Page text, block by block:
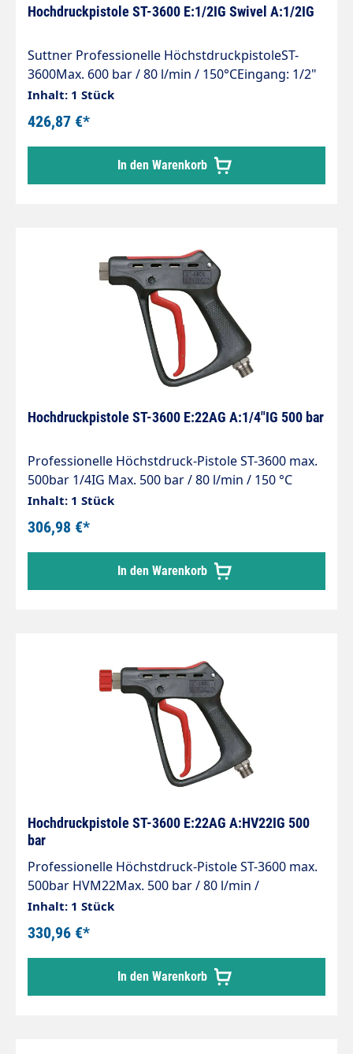
Hochdruckpistole ST-3600 E:1/2IG Swivel A:1/2IG
Suttner Professionelle HöchstdruckpistoleST-
3600Max. 600 bar / 80 l/min / 150°CEingang: 1/2"
IG drehbarAusgang: 1/2" IGMaterial: Edelstahl
Inhalt: 1 Stück
426,87 €*
In den Warenkorb
Hochdruckpistole ST-3600 E:22AG A:1/4"IG 500 bar
Professionelle Höchstdruck-Pistole ST-3600 max.
500bar 1/4IG Max. 500 bar / 80 l/min / 150 °C
Anschlüsse: Eingang = M22 AG Ausgang = 1/4"
IG
Inhalt: 1 Stück
306,98 €*
In den Warenkorb
Hochdruckpistole ST-3600 E:22AG A:HV22IG 500
bar
Professionelle Höchstdruck-Pistole ST-3600 max.
500bar HVM22Max. 500 bar / 80 l/min /
150°CEingang: M22x1,5 AGAusgang: M22x1,5
IGMaterial: Edelstahl
Inhalt: 1 Stück
330,96 €*
In den Warenkorb